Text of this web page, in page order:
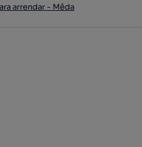
arrendar - Mêda